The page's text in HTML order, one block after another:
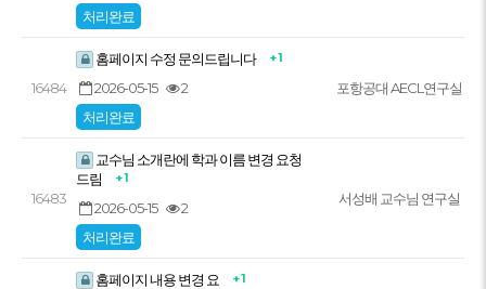
처리완료
16484
홈페이지 수정 문의드립니다 + 1
2026-05-15
2
처리완료
포항공대 AECL연구실
16483
교수님 소개란에 학과 이름 변경 요청
드림
+ 1
2026-05-15
2
처리완료
서성배 교수님 연구실
홈페이지 내용 변경 요 + 1